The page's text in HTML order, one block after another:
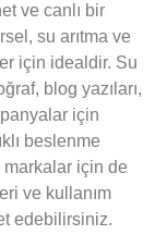
ve canlı bir
su arıtma ve
için idealdir. Su
blog yazıları,
için
beslenme
markalar için de
ve kullanım
edebilirsiniz.